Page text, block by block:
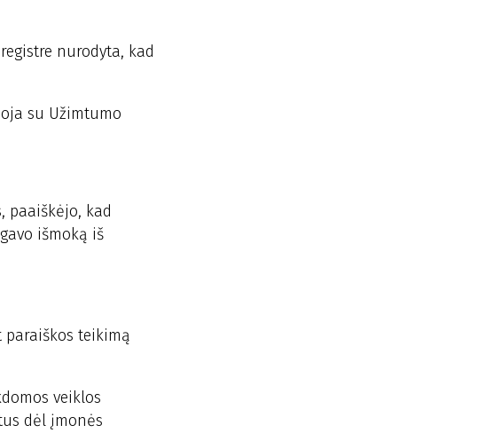
nurodyta, kad
su Užimtumo
paaiškėjo, kad
išmoką iš
teikimą
veiklos
dėl įmonės